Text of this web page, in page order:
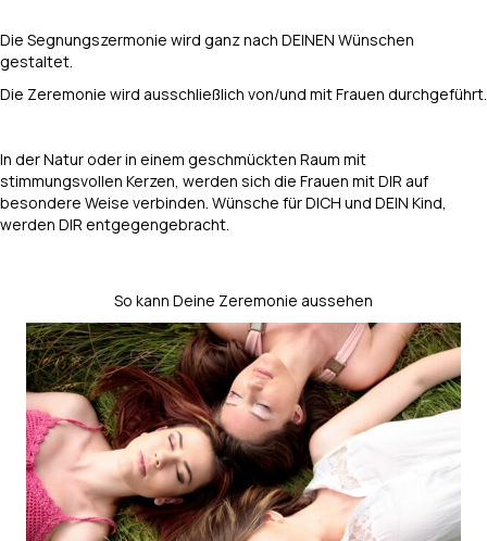
Die Segnungszermonie wird ganz nach DEINEN Wünschen
gestaltet.
Die Zeremonie wird ausschließlich von/und mit Frauen durchgeführt.
In der Natur oder in einem geschmückten Raum mit
stimmungsvollen Kerzen, werden sich die Frauen mit DIR auf
besondere Weise verbinden. Wünsche für DICH und DEIN Kind,
werden DIR entgegengebracht.
So kann Deine Zeremonie aussehen